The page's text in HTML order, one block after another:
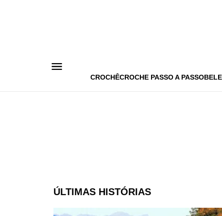
CROCHÊCROCHE PASSO A PASSO
ÚLTIMAS HISTÓRIAS